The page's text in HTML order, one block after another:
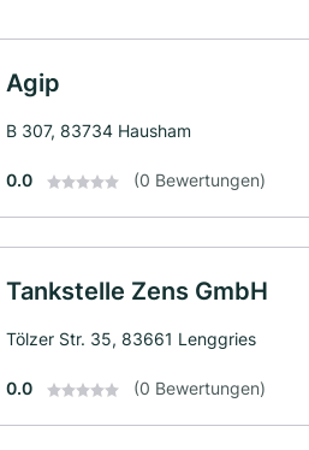
Agip
B 307, 83734 Hausham
0.0 (0 Bewertungen)
Tankstelle Zens GmbH
Tölzer Str. 35, 83661 Lenggries
0.0 (0 Bewertungen)